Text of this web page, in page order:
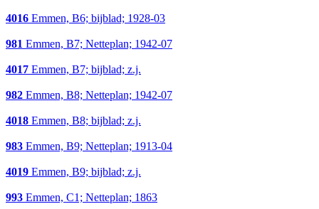
4016 Emmen, B6; bijblad; 1928-03
981 Emmen, B7; Netteplan; 1942-07
4017 Emmen, B7; bijblad; z.j.
982 Emmen, B8; Netteplan; 1942-07
4018 Emmen, B8; bijblad; z.j.
983 Emmen, B9; Netteplan; 1913-04
4019 Emmen, B9; bijblad; z.j.
993 Emmen, C1; Netteplan; 1863